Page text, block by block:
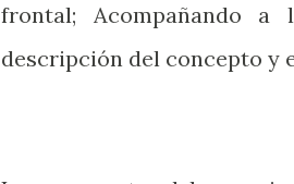
frontal; Acompañando
descripción del concepto y